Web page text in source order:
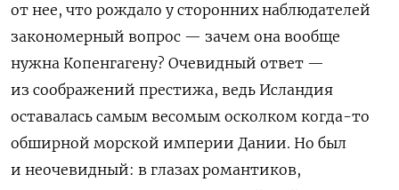
от нее, что рождало у сторонних наблюдателей
закономерный вопрос — зачем она вообще
нужна Копенгагену? Очевидный ответ —
из соображений престижа, ведь Исландия
оставалась самым весомым осколком когда-то
обширной морской империи Дании. Но был
и неочевидный: в глазах романтиков,